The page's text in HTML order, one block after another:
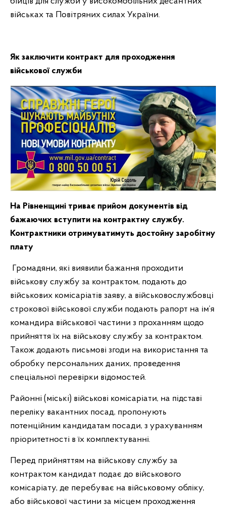
військах та Повітряних силах України.
Як заключити контракт для проходження
військової служби
На Рівненщині триває прийом документів від
бажаючих вступити на контрактну службу.
Контрактники отримуватимуть достойну заробітну
плату
Громадяни, які виявили бажання проходити
військову службу за контрактом, подають до
військових комісаріатів заяву, а військовослужбовці
строкової військової служби подають рапорт на ім’я
командира військової частини з проханням щодо
прийняття їх на військову службу за контрактом.
Також додають письмові згоди на використання та
обробку персональних даних, проведення
спеціальної перевірки відомостей.
Районні (міські) військові комісаріати, на підставі
переліку вакантних посад, пропонують
потенційним кандидатам посади, з урахуванням
пріоритетності в їх комплектуванні.
Перед прийняттям на військову службу за
контрактом кандидат подає до військового
комісаріату, де перебуває на військовому обліку,
або військової частини за місцем проходження